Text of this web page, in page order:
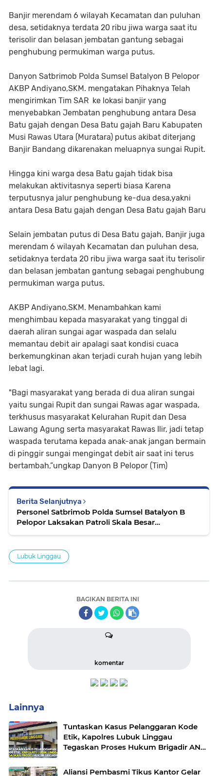
Banjir merendam 6 wilayah Kecamatan dan puluhan
desa, setidaknya terdata 20 ribu jiwa warga saat itu
terisolir dan belasan jembatan gantung sebagai
penghubung permukiman warga putus.
Danyon Satbrimob Polda Sumsel Batalyon B Pelopor
AKBP Andiyano,SKM. mengatakan Pihaknya Telah
mengirimkan Tim SAR ke lokasi banjir yang
menyebabkan Jembatan penghubung antara Desa
Batu gajah dengan Desa Batu gajah Baru Kabupaten
Musi Rawas Utara (Muratara) putus akibat diterjang
Banjir Bandang dikarenakan meluapnya sungai Rupit.
Hingga kini warga desa Batu gajah tidak bisa
melakukan aktivitasnya seperti biasa Karena
terputusnya jalur penghubung ke-dua desa,yakni
antara Desa Batu gajah dengan Desa Batu gajah Baru
Selain jembatan putus di Desa Batu gajah, Banjir juga
merendam 6 wilayah Kecamatan dan puluhan desa,
setidaknya terdata 20 ribu jiwa warga saat itu terisolir
dan belasan jembatan gantung sebagai penghubung
permukiman warga putus.
AKBP Andiyano,SKM. Menambahkan kami
menghimbau kepada masyarakat yang tinggal di
daerah aliran sungai agar waspada dan selalu
memantau debit air apalagi saat kondisi cuaca
berkemungkinan akan terjadi curah hujan yang lebih
lebat lagi.
"Bagi masyarakat yang berada di dua aliran sungai
yaitu sungai Rupit dan sungai Rawas agar waspada,
terkhusus masyarakat Kelurahan Rupit dan Desa
Lawang Agung serta masyarakat Rawas Ilir, jadi tetap
waspada terutama kepada anak-anak jangan bermain
di pinggir sungai mengingat debit air saat ini terus
bertambah,”ungkap Danyon B Pelopor (Tim)
Berita Selanjutnya
Personel Satbrimob Polda Sumsel Batalyon B
Pelopor Laksakan Patroli Skala Besar
Lubuk Linggau
BAGIKAN BERITA INI
komentar
Lainnya
Tuntaskan Kasus Pelanggaran Kode
Etik, Kapolres Lubuk Linggau
Tegaskan Proses Hukum Brigadir AN
Aliansi Pembasmi Tikus Kantor Gelar